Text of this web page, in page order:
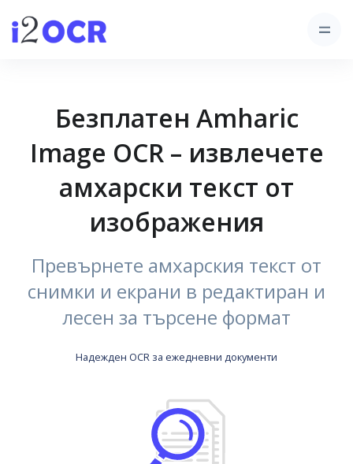
Безплатен Amharic
Image OCR – извлечете
амхарски текст от
изображения
Превърнете амхарския текст от
снимки и екрани в редактиран и
лесен за търсене формат
Надежден OCR за ежедневни документи